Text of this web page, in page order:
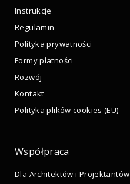
Instrukcje
Regulamin
Polityka prywatności
Formy płatności
Rozwój
Kontakt
Polityka plików cookies (EU)
Współpraca
Dla Architektów i Projektantów